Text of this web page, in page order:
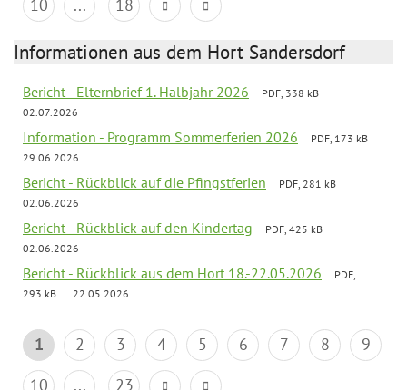
10
... 18
Informationen aus dem Hort Sandersdorf
Bericht - Elternbrief 1. Halbjahr 2026
PDF, 338 kB
02.07.2026
Information - Programm Sommerferien 2026
PDF, 173 kB
29.06.2026
Bericht - Rückblick auf die Pfingstferien
PDF, 281 kB
02.06.2026
Bericht - Rückblick auf den Kindertag
PDF, 425 kB
02.06.2026
Bericht - Rückblick aus dem Hort 18.-22.05.2026
PDF,
293 kB
22.05.2026
1 2 3 4 5 6 7 8
9
10
... 23